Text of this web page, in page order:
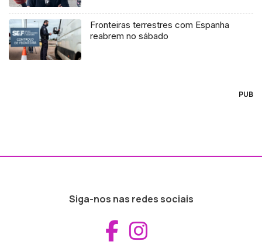
Fronteiras terrestres com Espanha
reabrem no sábado
PUB
Siga-nos nas redes sociais
Aceder ao